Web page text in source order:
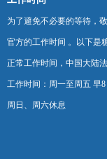
为了避免不必要的等待
官方的工作时间 。以下
正常工作时间，中国大陆
工作时间：周一至周五 早
周日、周六休息